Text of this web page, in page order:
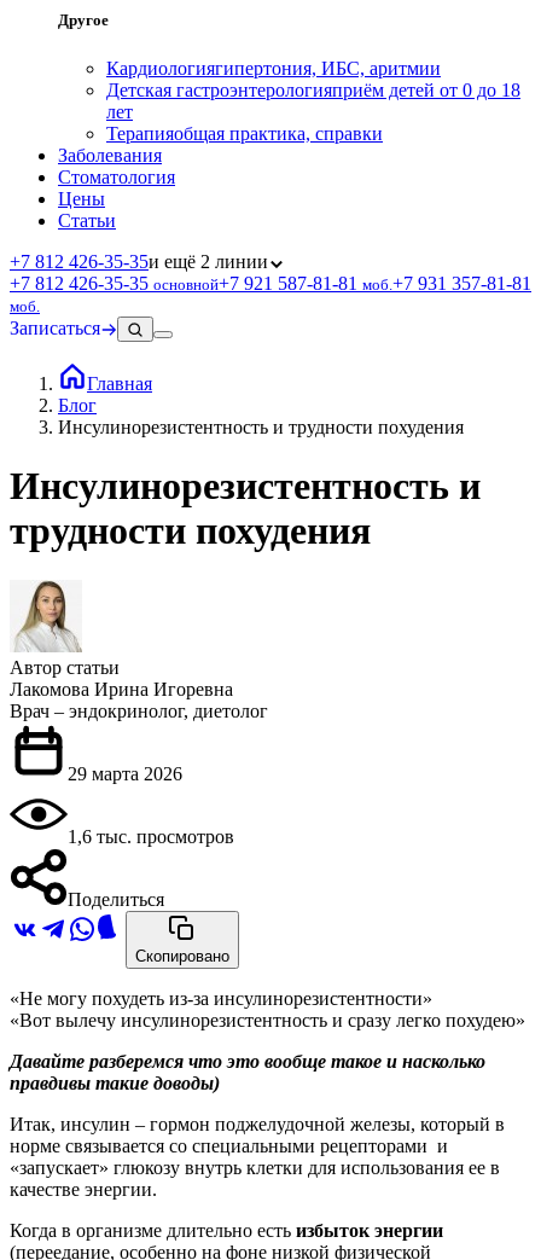
Другое
Кардиологиягипертония, ИБС, аритмии
Детская гастроэнтерологияприём детей от 0 до 18
лет
Терапияобщая практика, справки
Заболевания
Стоматология
Цены
Статьи
+7 812 426‑35‑35и ещё 2 линии
+7 812 426‑35‑35 основной+7 921 587‑81‑81 моб. +7 931 357‑81‑81
моб.
Записаться
Главная
Блог
Инсулинорезистентность и трудности похудения
Инсулинорезистентность и
трудности похудения
Автор статьи
Лакомова Ирина Игоревна
Врач – эндокринолог, диетолог
29 марта 2026
1,6 тыс. просмотров
Поделиться
Скопировано
«Не могу похудеть из-за инсулинорезистентности»
«Вот вылечу инсулинорезистентность и сразу легко похудею»
Давайте разберемся что это вообще такое и насколько
правдивы такие доводы)
Итак, инсулин – гормон поджелудочной железы, который в
норме связывается со специальными рецепторами и
«запускает» глюкозу внутрь клетки для использования ее в
качестве энергии.
Когда в организме длительно есть избыток энергии
(переедание, особенно на фоне низкой физической